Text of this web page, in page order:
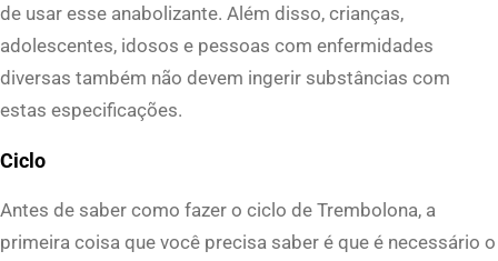
de usar esse anabolizante. Além disso, crianças,
adolescentes, idosos e pessoas com enfermidades
diversas também não devem ingerir substâncias com
estas especificações.
Ciclo
Antes de saber como fazer o ciclo de Trembolona, a
primeira coisa que você precisa saber é que é necessário o